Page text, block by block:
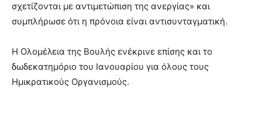
σχετίζονται με αντιμετώπιση της ανεργίας» και
συμπλήρωσε ότι η πρόνοια είναι αντισυνταγματική.
Η Ολομέλεια της Βουλής ενέκρινε επίσης και το
δωδεκατημόριο του Ιανουαρίου για όλους τους
Ημικρατικούς Οργανισμούς.